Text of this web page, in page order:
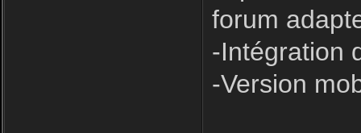
forum
-Intégration
-Version